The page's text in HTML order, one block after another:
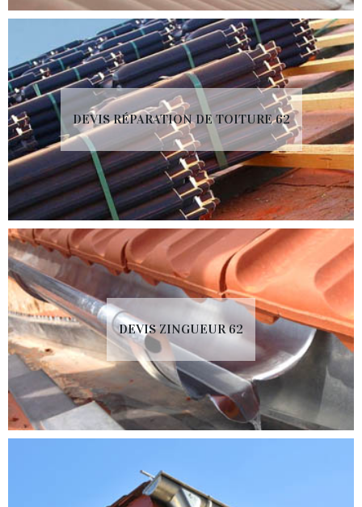
DEVIS RÉPARATION DE TOITURE 62
DEVIS ZINGUEUR 62